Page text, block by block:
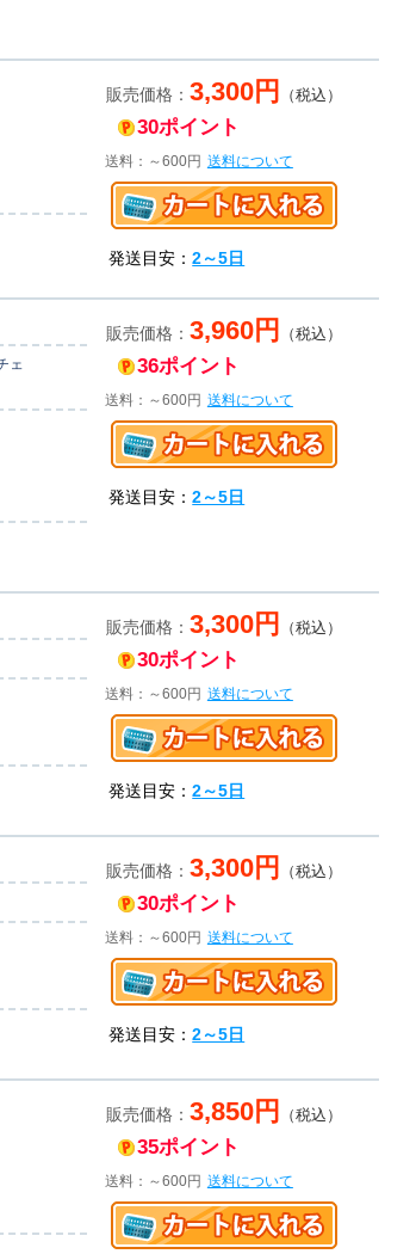
販売価格： 3,300円 （税込）
30ポイント
送料：～600円 送料について
発送目安：2～5日
ェ
販売価格： 3,960円 （税込）
36ポイント
送料：～600円 送料について
発送目安：2～5日
販売価格： 3,300円 （税込）
30ポイント
送料：～600円 送料について
発送目安：2～5日
販売価格： 3,300円 （税込）
30ポイント
送料：～600円 送料について
発送目安：2～5日
販売価格： 3,850円 （税込）
35ポイント
送料：～600円 送料について